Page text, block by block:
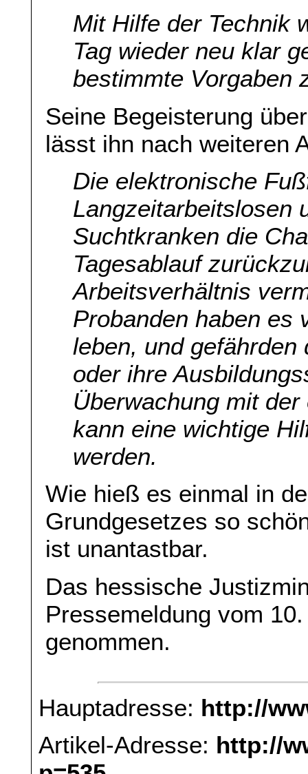
Mit Hilfe der Technik
Tag wieder neu klar
bestimmte Vorgaben
Seine Begeisterung
lässt ihn nach weiteren
Die elektronische
Langzeitarbeitslosen
Suchtkranken die
Tagesablauf
Arbeitsverhältnis
Probanden haben es
leben, und
oder ihre
Überwachung mit
kann eine wichtige
werden.
Wie hieß es einmal in
Grundgesetzes so
ist unantastbar.
Das hessische
Pressemeldung vom
genommen.
Hauptadresse: http://
Artikel-Adresse: http://